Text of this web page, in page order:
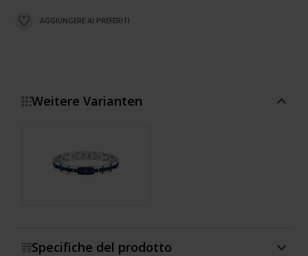
AGGIUNGERE AI PREFERITI
Weitere Varianten
Specifiche del prodotto